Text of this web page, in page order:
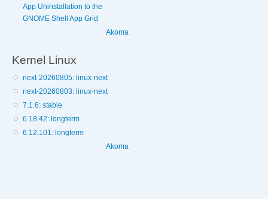
App Uninstallation to the
GNOME Shell App Grid
Akoma
Kernel Linux
next-20260805: linux-next
next-20260803: linux-next
7.1.6: stable
6.18.42: longterm
6.12.101: longterm
Akoma